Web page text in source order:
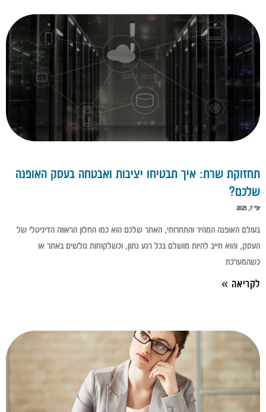
תחזוקת שרת: איך תבטיחו יציבות ואבטחה בעסק האופנה
שלכם?
יולי 7, 2025
בעולם האופנה המהיר והתחרותי, האתר שלכם הוא כמו החלון הראווה הדיגיטלי של
העסק, והוא חייב להיות מושלם בכל רגע נתון, וכשלקוחות גולשים באתר או
כשהמערכת
לקריאה »